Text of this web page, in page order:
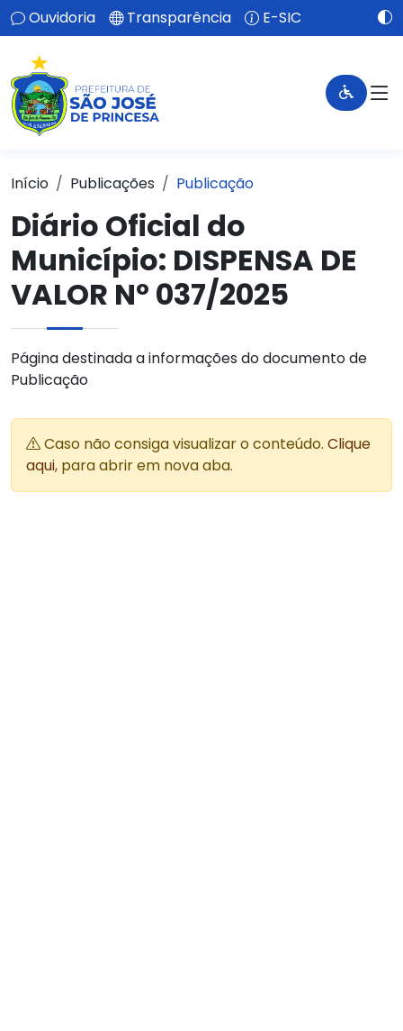
Ouvidoria Transparência E-SIC
Início Publicações Publicação
Diário Oficial do
Município: DISPENSA DE
VALOR Nº 037/2025
Página destinada a informações do documento de
Publicação
Caso não consiga visualizar o conteúdo. Clique
aqui, para abrir em nova aba.